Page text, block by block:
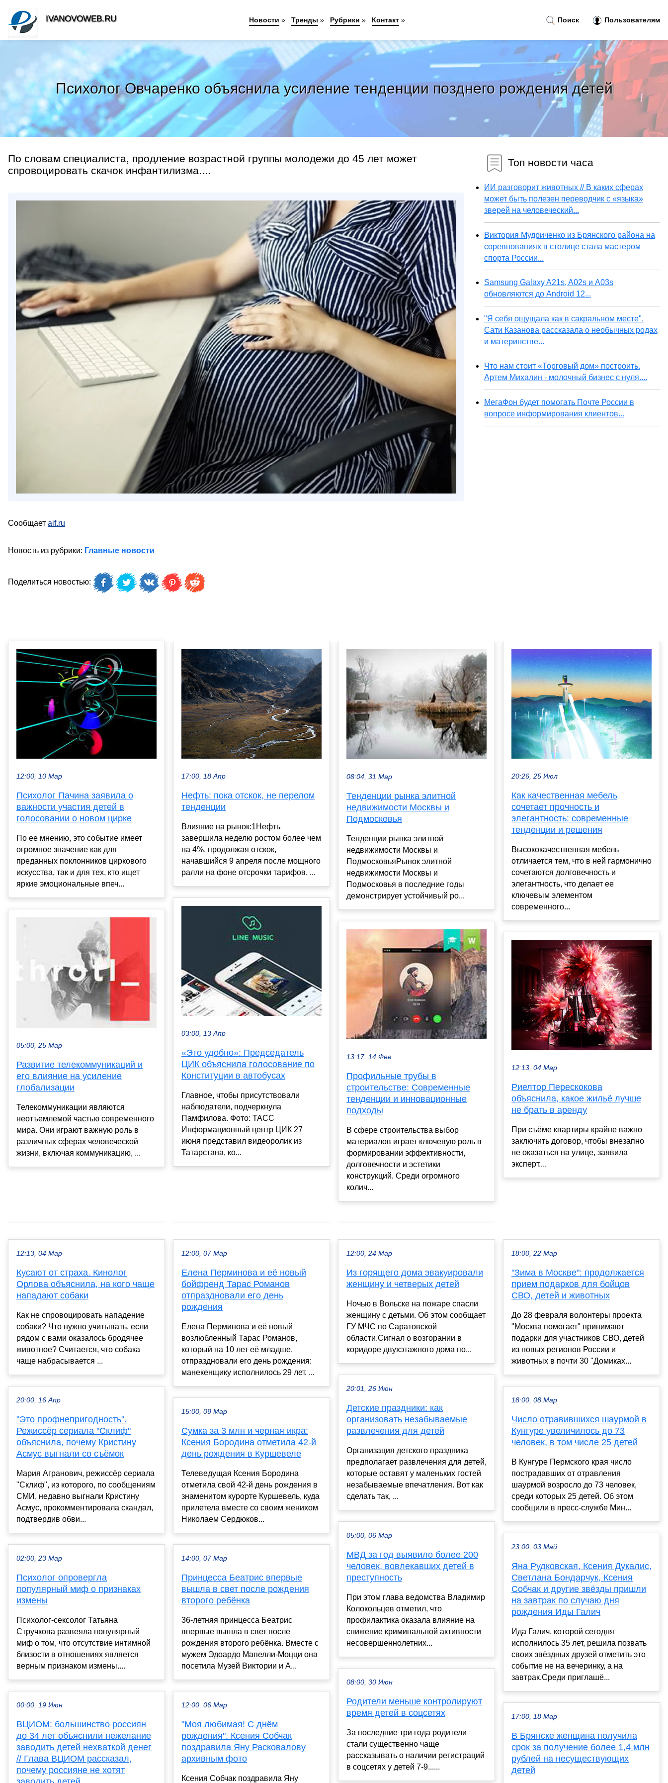
Психолог Овчаренко объяснила усиление тенденции позднего рождения детей
По словам специалиста, продление возрастной группы молодежи до 45 лет может
спровоцировать скачок инфантилизма....
Сообщает aif.ru
Новость из рубрики: Главные новости
Поделиться новостью:
Топ новости часа
ИИ разговорит животных // В каких сферах
может быть полезен переводчик с «языка»
зверей на человеческий...
Виктория Мудриченко из Брянского района на
соревнованиях в столице стала мастером
спорта России...
Samsung Galaxy A21s, A02s и A03s
обновляются до Android 12...
"Я себя ощущала как в сакральном месте".
Сати Казанова рассказала о необычных родах
и материнстве...
Что нам стоит «Торговый дом» построить.
Артем Михалин - молочный бизнес с нуля....
МегаФон будет помогать Почте России в
вопросе информирования клиентов...
12:00, 10 Мар
Психолог Пачина заявила о
важности участия детей в
голосовании о новом цирке
По ее мнению, это событие имеет
огромное значение как для
преданных поклонников циркового
искусства, так и для тех, кто ищет
яркие эмоциональные впеч...
05:00, 25 Мар
Развитие телекоммуникаций и
его влияние на усиление
глобализации
Телекоммуникации являются
неотъемлемой частью современного
мира. Они играют важную роль в
различных сферах человеческой
жизни, включая коммуникацию, ...
17:00, 18 Апр
Нефть: пока отскок, не перелом
тенденции
Влияние на рынок:1Нефть
завершила неделю ростом более чем
на 4%, продолжая отскок,
начавшийся 9 апреля после мощного
ралли на фоне отсрочки тарифов. ...
03:00, 13 Апр
«Это удобно»: Председатель
ЦИК объяснила голосование по
Конституции в автобусах
Главное, чтобы присутствовали
наблюдатели, подчеркнула
Памфилова. Фото: ТАСС
Информационный центр ЦИК 27
июня представил видеоролик из
Татарстана, ко...
08:04, 31 Мар
Тенденции рынка элитной
недвижимости Москвы и
Подмосковья
Тенденции рынка элитной
недвижимости Москвы и
ПодмосковьяРынок элитной
недвижимости Москвы и
Подмосковья в последние годы
демонстрирует устойчивый ро...
13:17, 14 Фев
Профильные трубы в
строительстве: Современные
тенденции и инновационные
подходы
В сфере строительства выбор
материалов играет ключевую роль в
формировании эффективности,
долговечности и эстетики
конструкций. Среди огромного
колич...
20:26, 25 Июл
Как качественная мебель
сочетает прочность и
элегантность: современные
тенденции и решения
Высококачественная мебель
отличается тем, что в ней гармонично
сочетаются долговечность и
элегантность, что делает ее
ключевым элементом
современного...
12:13, 04 Мар
Риелтор Перескокова
объяснила, какое жильё лучше
не брать в аренду
При съёме квартиры крайне важно
заключить договор, чтобы внезапно
не оказаться на улице, заявила
эксперт....
12:13, 04 Мар
Кусают от страха. Кинолог
Орлова объяснила, на кого чаще
нападают собаки
Как не спровоцировать нападение
собаки? Что нужно учитывать, если
рядом с вами оказалось бродячее
животное? Считается, что собака
чаще набрасывается ...
20:00, 16 Апр
"Это профнепригодность".
Режиссёр сериала "Склиф"
объяснила, почему Кристину
Асмус выгнали со съёмок
Мария Агранович, режиссёр сериала
"Склиф", из которого, по сообщениям
СМИ, недавно выгнали Кристину
Асмус, прокомментировала скандал,
подтвердив обви...
02:00, 23 Мар
Психолог опровергла
популярный миф о признаках
измены
Психолог-сексолог Татьяна
Стручкова развеяла популярный
миф о том, что отсутствие интимной
близости в отношениях является
верным признаком измены....
00:00, 19 Июн
ВЦИОМ: большинство россиян
до 34 лет объяснили нежелание
заводить детей нехваткой денег
// Глава ВЦИОМ рассказал,
почему россияне не хотят
12:00, 07 Мар
Елена Перминова и её новый
бойфренд Тарас Романов
отпраздновали его день
рождения
Елена Перминова и её новый
возлюбленный Тарас Романов,
который на 10 лет её младше,
отпраздновали его день рождения:
манекенщику исполнилось 29 лет. ...
15:00, 09 Мар
Сумка за 3 млн и черная икра:
Ксения Бородина отметила 42-й
день рождения в Куршевеле
Телеведущая Ксения Бородина
отметила свой 42-й день рождения в
знаменитом курорте Куршевель, куда
прилетела вместе со своим женихом
Николаем Сердюков...
14:00, 07 Мар
Принцесса Беатрис впервые
вышла в свет после рождения
второго ребёнка
36-летняя принцесса Беатрис
впервые вышла в свет после
рождения второго ребёнка. Вместе с
мужем Эдоардо Мапелли-Моцци она
посетила Музей Виктории и А...
12:00, 06 Мар
"Моя любимая! С днём
рождения". Ксения Собчак
поздравила Яну Расковалову
архивным фото
Ксения Собчак поздравила Яну
12:00, 24 Мар
Из горящего дома эвакуировали
женщину и четверых детей
Ночью в Вольске на пожаре спасли
женщину с детьми. Об этом сообщает
ГУ МЧС по Саратовской
области.Сигнал о возгорании в
коридоре двухэтажного дома по...
20:01, 26 Июн
Детские праздники: как
организовать незабываемые
развлечения для детей
Организация детского праздника
предполагает развлечения для детей,
которые оставят у маленьких гостей
незабываемые впечатления. Вот как
сделать так, ...
05:00, 06 Мар
МВД за год выявило более 200
человек, вовлекавших детей в
преступность
При этом глава ведомства Владимир
Колокольцев отметил, что
профилактика оказала влияние на
снижение криминальной активности
несовершеннолетних...
08:00, 30 Июн
Родители меньше контролируют
время детей в соцсетях
За последние три года родители
стали существенно чаще
рассказывать о наличии регистраций
в соцсетях у детей 7-9......
18:00, 22 Мар
"Зима в Москве": продолжается
прием подарков для бойцов
СВО, детей и животных
До 28 февраля волонтеры проекта
"Москва помогает" принимают
подарки для участников СВО, детей
из новых регионов России и
животных в почти 30 "Домиках...
18:00, 08 Мар
Число отравившихся шаурмой в
Кунгуре увеличилось до 73
человек, в том числе 25 детей
В Кунгуре Пермского края число
пострадавших от отравления
шаурмой возросло до 73 человек,
среди которых 25 детей. Об этом
сообщили в пресс-службе Мин...
23:00, 03 Май
Яна Рудковская, Ксения Дукалис,
Светлана Бондарчук, Ксения
Собчак и другие звёзды пришли
на завтрак по случаю дня
рождения Иды Галич
Ида Галич, которой сегодня
исполнилось 35 лет, решила позвать
своих звёздных друзей отметить это
событие не на вечеринку, а на
завтрак.Среди приглашё...
17:00, 18 Мар
В Брянске женщина получила
срок за получение более 1,4 млн
рублей на несуществующих
детей
Поиск Пользователям
IVANOVOWEB.RU Новости » Тренды » Рубрики » Контакт »